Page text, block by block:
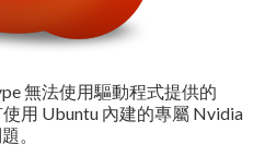
無法使用驅動程式提供的
用 Ubuntu 內建的專屬 Nvidia
。